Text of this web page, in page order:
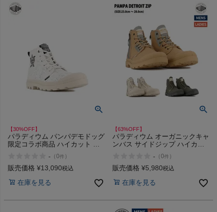
【30%OFF】
パラディウム パンパデモドッグ
限定コラボ商品 ハイカット ア
ズ スニーカー ブーツ 紐靴
PALLADIUM PAMPA
ウトレット セール
- （0件 ）
販売価格 ¥13,090税込
在庫を見る
【63%OFF】
パラディウム オーガニックキャ
ンバス サイドジップ ハイカッ
ーカー PALLADIUM PAMPA
DETROIT ZIP 79500 209 210
- （0件 ）
販売価格 ¥5,980税込
在庫を見る